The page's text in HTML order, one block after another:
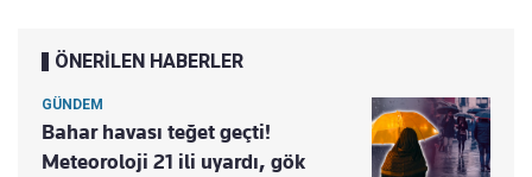
ÖNERİLEN HABERLER
GÜNDEM
Bahar havası teğet geçti!
Meteoroloji 21 ili uyardı, gök